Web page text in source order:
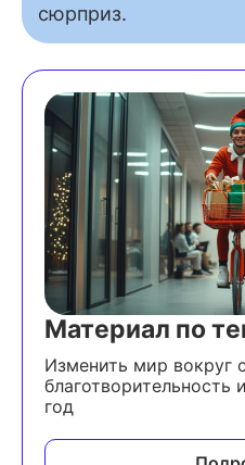
сюрприз.
Материал по
Изменить мир вокруг
год